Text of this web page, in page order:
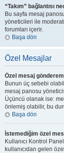
“Takım” bağlantısı
Bu sayfa mesaj
yöneticileri ile
forumları içerir.
Başa dön
Özel Mesajlar
Özel mesaj
Bunun üç sebebi
mesaj panosu
Üçüncü olanak ise:
önlemiş olabilir, bu
Başa dön
İstemediğim özel
Kullanıcı Kontrol
kullanıcıdan gelen